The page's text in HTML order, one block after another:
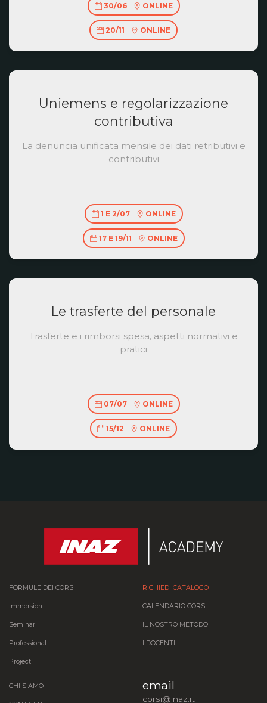
30/06 ONLINE
20/11 ONLINE
Uniemens e regolarizzazione
contributiva
La denuncia unificata mensile dei dati retributivi e
contributivi
1 E 2/07 ONLINE
17 E 19/11 ONLINE
Le trasferte del personale
Trasferte e i rimborsi spesa, aspetti normativi e
pratici
07/07 ONLINE
15/12 ONLINE
FORMULE DEI CORSI
Immersion
Seminar
Professional
Project
RICHIEDI CATALOGO
CALENDARIO CORSI
IL NOSTRO METODO
I DOCENTI
CHI SIAMO email
corsi@inaz.it